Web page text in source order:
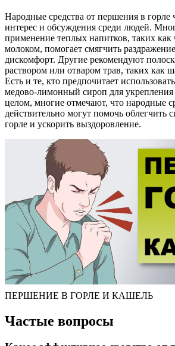
Народные средства от першения в горле
интерес и обсуждения среди людей.
применение теплых напитков, таких
молоком, помогает смягчить
дискомфорт. Другие рекомендуют
раствором или отваром трав, таких как
Есть и те, кто предпочитает
медово-лимонный сироп для
целом, многие отмечают, что народные
действительно могут помочь
горле и ускорить выздоровление.
ПЕРШЕНИЕ В ГОРЛЕ И КАШЕЛЬ
Частые вопросы